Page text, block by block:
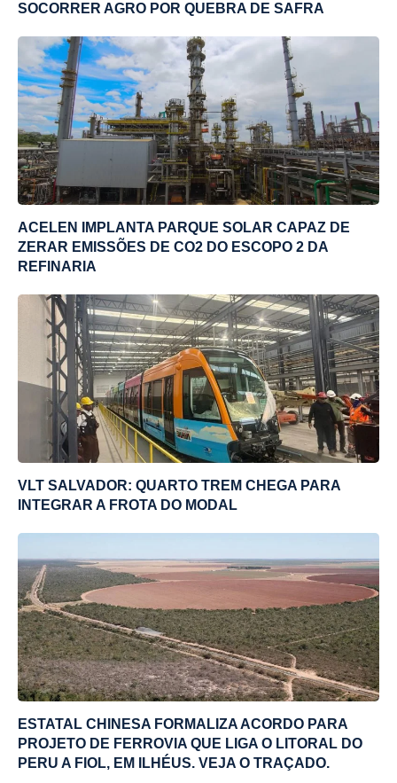
SOCORRER AGRO POR QUEBRA DE SAFRA
ACELEN IMPLANTA PARQUE SOLAR CAPAZ DE
ZERAR EMISSÕES DE CO2 DO ESCOPO 2 DA
REFINARIA
VLT SALVADOR: QUARTO TREM CHEGA PARA
INTEGRAR A FROTA DO MODAL
ESTATAL CHINESA FORMALIZA ACORDO PARA
PROJETO DE FERROVIA QUE LIGA O LITORAL DO
PERU A FIOL, EM ILHÉUS. VEJA O TRAÇADO.